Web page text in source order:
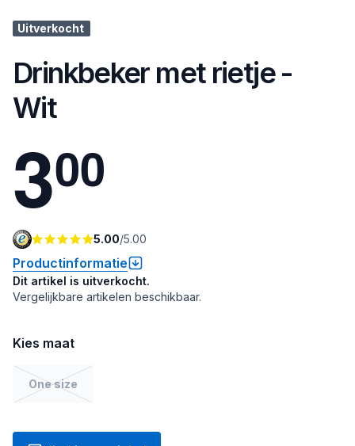
Uitverkocht
Drinkbeker met rietje -
Wit
300
5.00/5.00
Productinformatie
Dit artikel is uitverkocht.
Vergelijkbare artikelen beschikbaar.
Kies maat
One size